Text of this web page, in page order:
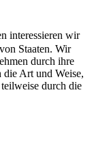
interessieren wir
Staaten. Wir
durch ihre
die Art und Weise,
durch die